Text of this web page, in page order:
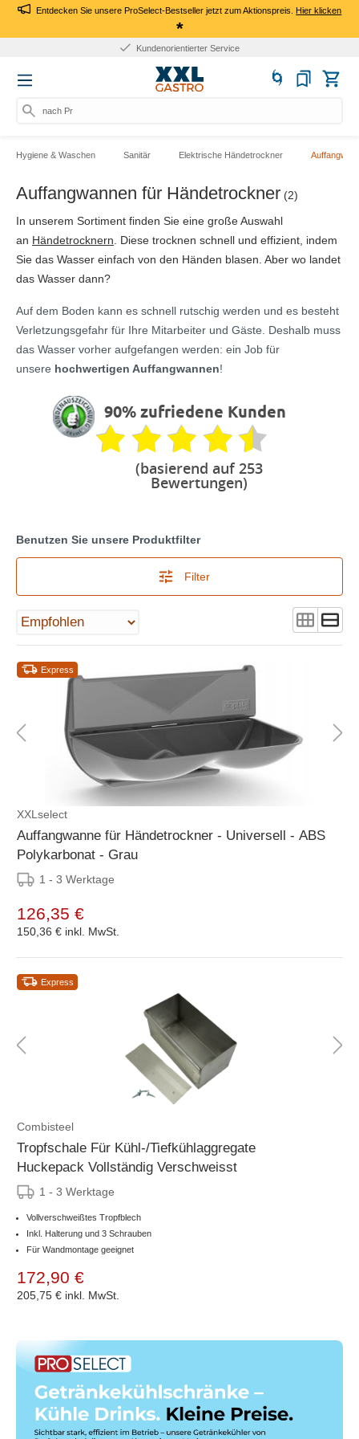
Entdecken Sie unsere ProSelect-Bestseller jetzt zum Aktionspreis.Hier klicken
*
Kundenorientierter Service
nach Prod
Hygiene & Waschen Sanitär Elektrische Händetrockner
Auffangwannen für Händetrockner (2)
In unserem Sortiment finden Sie eine große Auswahl
an Händetrocknern . Diese trocknen schnell und effizient, indem
Sie das Wasser einfach von den Händen blasen. Aber wo landet
das Wasser dann?
Auf dem Boden kann es schnell rutschig werden und es besteht
Verletzungsgefahr für Ihre Mitarbeiter und Gäste. Deshalb muss
das Wasser vorher aufgefangen werden: ein Job für
unsere hochwertigen Auffangwannen!
90% zufriedene Kunden
(basierend auf 253
Bewertungen)
Benutzen Sie unsere Produktfilter
Filter
Express
XXLselect
Auffangwanne für Händetrockner - Universell - ABS
Polykarbonat - Grau
1 - 3 Werktage
126,35 €
150,36 € inkl. MwSt.
Express
Combisteel
Tropfschale Für Kühl-/Tiefkühlaggregate
Huckepack Vollständig Verschweisst
1 - 3 Werktage
Vollverschweißtes Tropfblech
Inkl. Halterung und 3 Schrauben
Für Wandmontage geeignet
172,90 €
205,75 € inkl. MwSt.